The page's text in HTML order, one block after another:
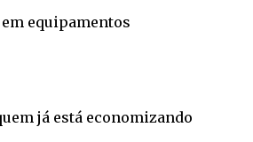
equipamentos
já está economizando